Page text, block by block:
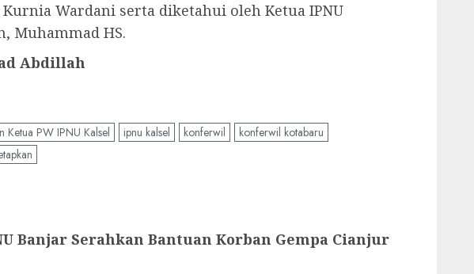
Wardani serta diketahui oleh Ketua IPNU
Muhammad HS.
Abdillah
Ketua PW IPNU Kalsel ipnu kalsel konferwil
konferwil kotabaru
Banjar Serahkan Bantuan Korban Gempa Cianjur